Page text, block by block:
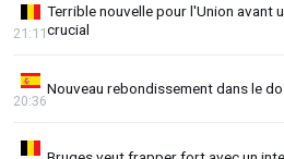
Terrible nouvelle pour l'Union avant
crucial
21:11
Nouveau rebondissement dans le
20:36